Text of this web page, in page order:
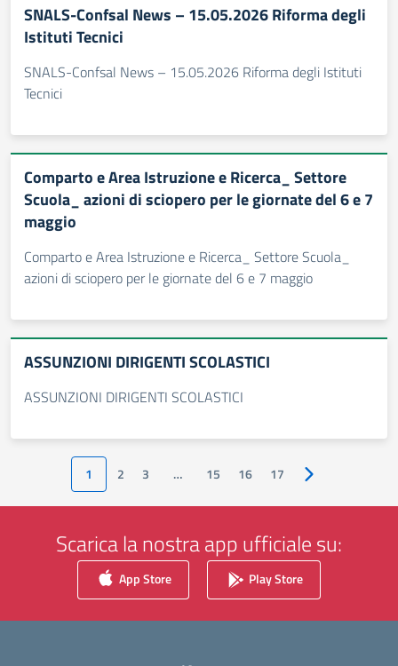
SNALS-Confsal News – 15.05.2026 Riforma degli
Istituti Tecnici
SNALS-Confsal News – 15.05.2026 Riforma degli Istituti
Tecnici
Comparto e Area Istruzione e Ricerca_ Settore
Scuola_ azioni di sciopero per le giornate del 6 e 7
maggio
Comparto e Area Istruzione e Ricerca_ Settore Scuola_
azioni di sciopero per le giornate del 6 e 7 maggio
ASSUNZIONI DIRIGENTI SCOLASTICI
ASSUNZIONI DIRIGENTI SCOLASTICI
1 2 3 … 15 16 17 Pagina
Scarica la nostra app ufficiale su:
App Store Play Store